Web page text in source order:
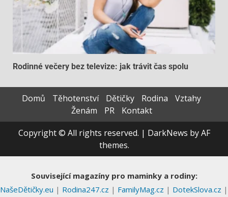
Rodinné večery bez televize: jak trávit čas spolu
Domů Těhotenství Dětičky Rodina
Vztahy
Ženám
PR
Kontakt
Copyright © All rights reserved. | DarkNews by AF
themes.
Související magazíny pro maminky a rodiny:
NašeDětičky.eu | Rodina247.cz | FamilyMag.cz | DotekSlova.cz |